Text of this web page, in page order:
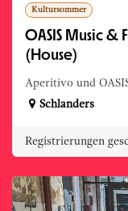
Kultursommer
OASIS Music
(House)
Aperitivo und
Schlanders
Registrierungen